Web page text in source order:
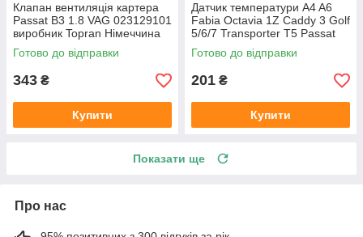
Клапан вентиляція картера
Passat B3 1.8 VAG 023129101
виробник Topran Німеччина
Готово до відправки
343 ₴
Купити
Датчик температури A4 A6
Fabia Octavia 1Z Caddy 3 Golf
5/6/7 Transporter T5 Passat
B6 (колір сірий)
Готово до відправки
201 ₴
Купити
Показати ще
Про нас